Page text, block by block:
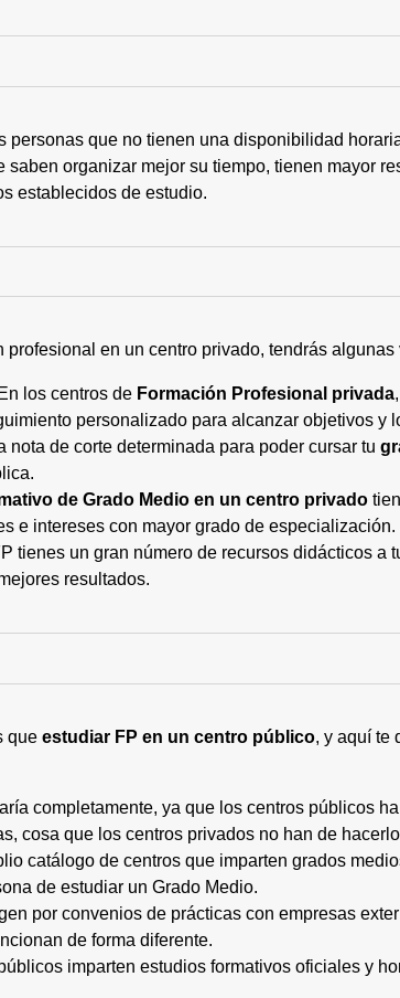
personas que no tienen una disponibilidad
organizar mejor su tiempo, tienen mayor
establecidos de estudio.
en un centro privado, tendrás algunas
En los centros de Formación Profesional privada
personalizado para alcanzar objetivos y
nota de corte determinada para poder cursar tu
de Grado Medio en un centro privado
e intereses con mayor grado de especialización.
tienes un gran número de recursos didácticos a
resultados.
queestudiar FP en un centro público, y aquí te
completamente, ya que los centros públicos
cosa que los centros privados no han de
catálogo de centros que imparten grados
de estudiar un Grado Medio.
por convenios de prácticas con empresas
de forma diferente.
imparten estudios formativos oficiales y